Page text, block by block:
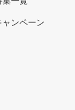
ャンペーン